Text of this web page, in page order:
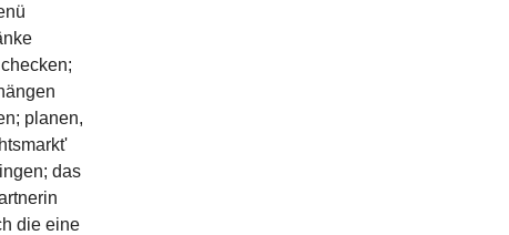
planen,
das
die eine